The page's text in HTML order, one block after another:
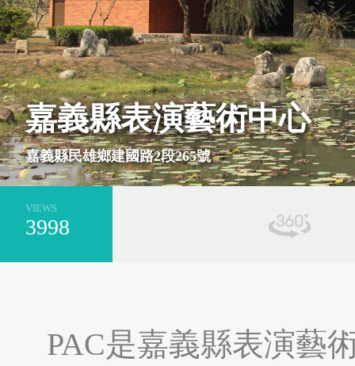
基隆市安樂區 新北市萬里區
嘉義縣表演藝術中心
嘉義縣民雄鄉建國路2段265號
VIEWS
3998
PAC是嘉義縣表演藝